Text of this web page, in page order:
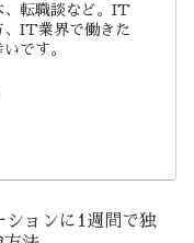
、転職談など。IT
、IT業界で働きた
です。
ョンに1週間で独